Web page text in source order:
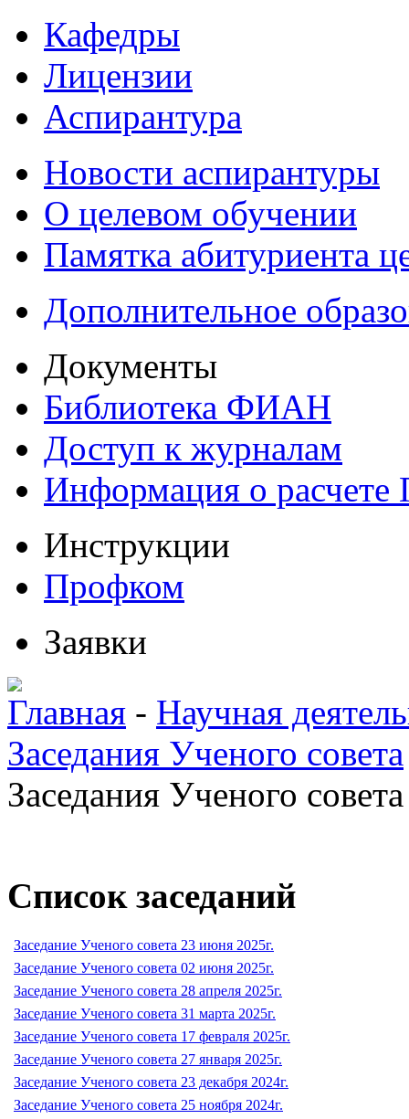
Кафедры
Лицензии
Аспирантура
Новости аспирантуры
О целевом обучении
Памятка абитуриента
Дополнительное
Документы
Библиотека ФИАН
Доступ к журналам
Информация о
Инструкции
Профком
Заявки
Главная - Научная
Заседания Ученого совета
Заседания Ученого
Список заседаний
Заседание Ученого совета 23 июня 2025г.
Заседание Ученого совета 02 июня 2025г.
Заседание Ученого совета 28 апреля 2025г.
Заседание Ученого совета 31 марта 2025г.
Заседание Ученого совета 17 февраля 2025г.
Заседание Ученого совета 27 января 2025г.
Заседание Ученого совета 23 декабря 2024г.
Заседание Ученого совета 25 ноября 2024г.